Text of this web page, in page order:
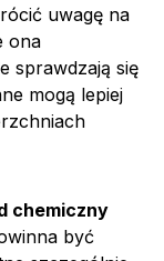
uwagę na
ona
sprawdzają się
mogą lepiej
chemiczny
być